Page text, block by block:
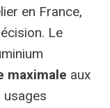
en France,
Le
maximale aux
usages